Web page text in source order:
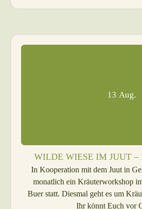
13 Aug.
WILDE WIESE IM JUUT –
In Kooperation mit dem Juut in
monatlich ein Kräuterworkshop
Buer statt. Diesmal geht es um
Ihr könnt Euch vor